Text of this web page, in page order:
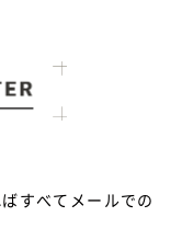
すべてメールでの